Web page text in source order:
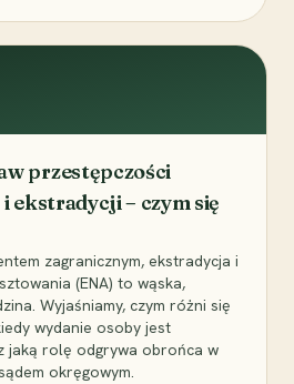
przestępczości
ekstradycji – czym się
zagranicznym, ekstradycja i
(ENA) to wąska,
Wyjaśniamy, czym różni się
wydanie osoby jest
jaką rolę odgrywa obrońca w
okręgowym.